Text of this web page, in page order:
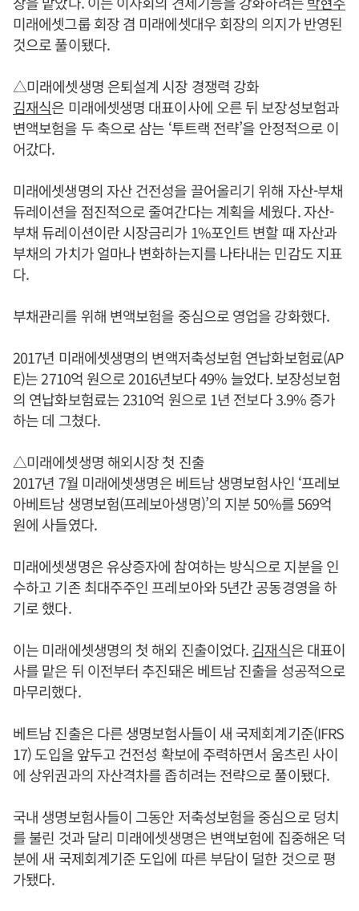
미래에셋그룹 회장 겸 미래에셋대우 회장의 의지가 반영된
것으로 풀이됐다.
△미래에셋생명 은퇴설계 시장 경쟁력 강화
김재식은 미래에셋생명 대표이사에 오른 뒤 보장성보험과
변액보험을 두 축으로 삼는 ‘투트랙 전략’을 안정적으로 이
어갔다.
미래에셋생명의 자산 건전성을 끌어올리기 위해 자산-부채
듀레이션을 점진적으로 줄여간다는 계획을 세웠다. 자산-
부채 듀레이션이란 시장금리가 1%포인트 변할 때 자산과
부채의 가치가 얼마나 변화하는지를 나타내는 민감도 지표
다.
부채관리를 위해 변액보험을 중심으로 영업을 강화했다.
2017년 미래에셋생명의 변액저축성보험 연납화보험료(AP
E)는 2710억 원으로 2016년보다 49% 늘었다. 보장성보험
의 연납화보험료는 2310억 원으로 1년 전보다 3.9% 증가
하는 데 그쳤다.
△미래에셋생명 해외시장 첫 진출
2017년 7월 미래에셋생명은 베트남 생명보험사인 ‘프레보
아베트남 생명보험(프레보아생명)’의 지분 50%를 569억
원에 사들였다.
미래에셋생명은 유상증자에 참여하는 방식으로 지분을 인
수하고 기존 최대주주인 프레보아와 5년간 공동경영을 하
기로 했다.
이는 미래에셋생명의 첫 해외 진출이었다.김재식은 대표이
사를 맡은 뒤 이전부터 추진돼온 베트남 진출을 성공적으로
마무리했다.
베트남 진출은 다른 생명보험사들이 새 국제회계기준(IFRS
17) 도입을 앞두고 건전성 확보에 주력하면서 움츠린 사이
에 상위권과의 자산격차를 좁히려는 전략으로 풀이됐다.
국내 생명보험사들이 그동안 저축성보험을 중심으로 덩치
를 불린 것과 달리 미래에셋생명은 변액보험에 집중해온 덕
분에 새 국제회계기준 도입에 따른 부담이 덜한 것으로 평
가됐다.